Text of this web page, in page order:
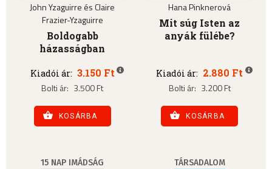
John Yzaguirre és Claire
Frazier-Yzaguirre
Boldogabb
házasságban
Kiadói ár: 3.150 Ft
Bolti ár: 3.500 Ft
KOSÁRBA
Hana Pinknerová
Mit súg Isten az
anyák fülébe?
Kiadói ár: 2.880 Ft
Bolti ár: 3.200 Ft
KOSÁRBA
15 NAP IMÁDSÁG TÁRSADALOM